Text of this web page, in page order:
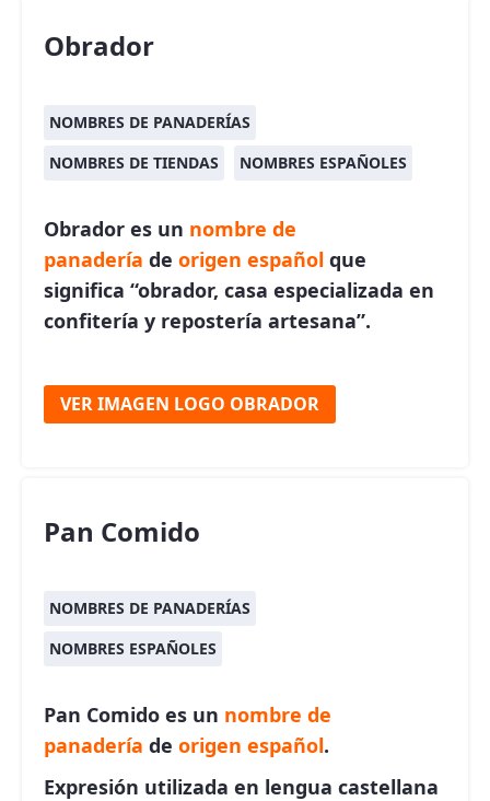
Obrador
NOMBRES DE PANADERÍAS
NOMBRES DE TIENDAS
NOMBRES ESPAÑOLES
Obrador es un nombre de
panadería de origen español que
significa “obrador, casa especializada en
confitería y repostería artesana”.
VER IMAGEN LOGO OBRADOR
Pan Comido
NOMBRES DE PANADERÍAS
NOMBRES ESPAÑOLES
Pan Comido es un nombre de
panadería de origen español.
Expresión utilizada en lengua castellana